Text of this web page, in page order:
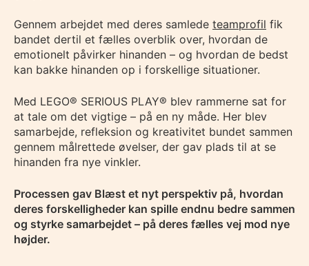
Gennem arbejdet med deres samlede teamprofil fik
bandet dertil et fælles overblik over, hvordan de
emotionelt påvirker hinanden – og hvordan de bedst
kan bakke hinanden op i forskellige situationer.
Med LEGO® SERIOUS PLAY® blev rammerne sat for
at tale om det vigtige – på en ny måde. Her blev
samarbejde, refleksion og kreativitet bundet sammen
gennem målrettede øvelser, der gav plads til at se
hinanden fra nye vinkler.
Processen gav Blæst et nyt perspektiv på, hvordan
deres forskelligheder kan spille endnu bedre sammen
og styrke samarbejdet – på deres fælles vej mod nye
højder.